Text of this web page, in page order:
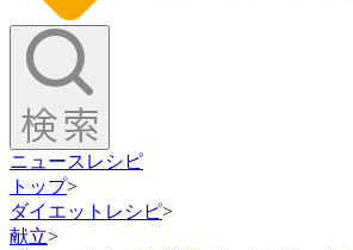
ニュース レシピ
トップ>
ダイエットレシピ>
献立>